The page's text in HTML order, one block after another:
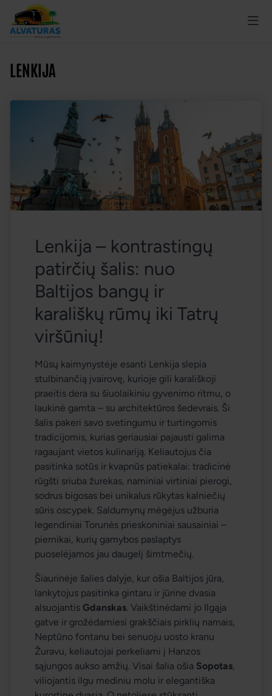
LENKIJA
Lenkija – kontrastingų
patirčių šalis: nuo
Baltijos bangų ir
karališkų rūmų iki Tatrų
viršūnių!
Mūsų kaimynystėje esanti Lenkija slepia
stulbinančią įvairovę, kurioje gili karališkoji
praeitis dera su šiuolaikiniu gyvenimo ritmu, o
laukinė gamta – su architektūros šedevrais. Ši
šalis pakeri savo svetingumu ir turtingomis
tradicijomis, kurias geriausiai pajausti galima
ragaujant vietos kulinariją. Keliautojus čia
pasitinka sotūs ir kvapnūs patiekalai: tradicinė
rūgšti sriuba žurekas, naminiai virtiniai pierogi,
sodrus bigosas bei unikalus rūkytas kalniečių
sūris oscypek. Saldumynų mėgėjus užburia
legendiniai Torunės prieskoniniai sausainiai –
piernikai, kurių gamybos paslaptys
puoselėjamos jau daugelį šimtmečių.
Šiaurinėje šalies dalyje, kur ošia Baltijos jūra,
lankytojus pasitinka gintaru ir jūrine dvasia
alsuojantis Gdanskas. Vaikštinėdami jo Ilgąja
gatve ir grožėdamiesi grakščiais pirklių namais,
Neptūno fontanu bei senuoju uosto kranu
Žuravu, keliautojai perkeliami į Hanzos
sąjungos aukso amžių. Visai šalia ošia Sopotas,
viliojantis ilgu mediniu molu ir elegantiška